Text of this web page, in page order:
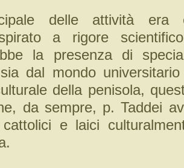
delle attività era
a rigore scientifico
la presenza di
dal mondo
della penisola,
da sempre, p. Taddei
e laici